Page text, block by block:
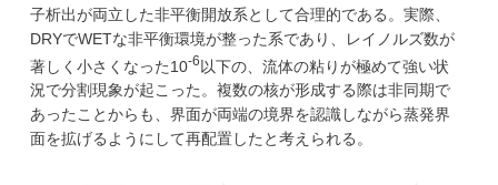
子析出が両立した非平衡開放系として合理的である。実際、
DRYでWETな非平衡環境が整った系であり、レイノルズ数が
著しく小さくなった10-6以下の、流体の粘りが極めて強い状
況で分割現象が起こった。複数の核が形成する際は非同期で
あったことからも、界面が両端の境界を認識しながら蒸発界
面を拡げるようにして再配置したと考えられる。